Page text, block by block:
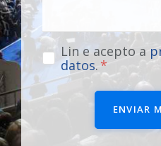
Lin e acepto a
datos.
ENVIAR